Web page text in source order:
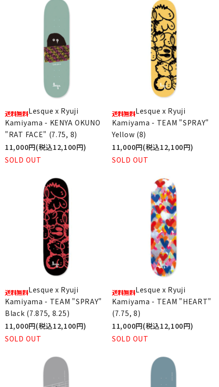
Lesque x Ryuji
Kamiyama - KENYA OKUNO
"RAT FACE" (7.75, 8)
11,000円(税込12,100円)
SOLD OUT
Lesque x Ryuji
Kamiyama - TEAM "SPRAY"
Yellow (8)
11,000円(税込12,100円)
SOLD OUT
Lesque x Ryuji
Kamiyama - TEAM "SPRAY"
Black (7.875, 8.25)
11,000円(税込12,100円)
SOLD OUT
Lesque x Ryuji
Kamiyama - TEAM "HEART"
(7.75, 8)
11,000円(税込12,100円)
SOLD OUT